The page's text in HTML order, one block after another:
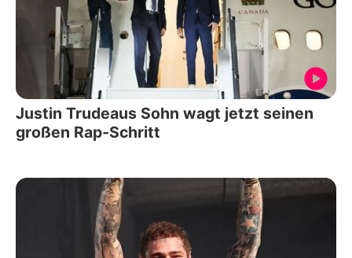
Justin Trudeaus Sohn wagt jetzt seinen
großen Rap-Schritt